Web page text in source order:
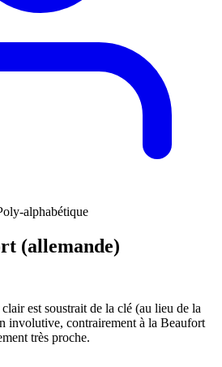
alphabétique
(allemande)
est soustrait de la clé (au lieu de la
involutive, contrairement à la Beaufort
très proche.